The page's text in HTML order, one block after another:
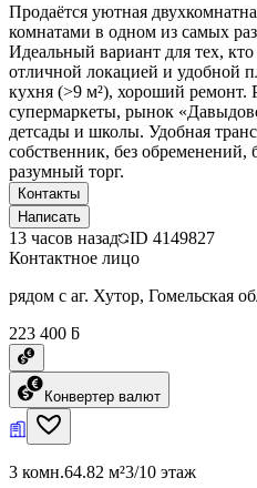
Продаётся уютная
комнатами в одном из самых
Идеальный вариант для тех,
отличной локацией и удобной
кухня (>9 м²), хороший ремонт.
супермаркеты, рынок
детсады и школы. Удобная
собственник, без обременений,
разумный торг.
Контакты
Написать
13 часов назад ID 4149827
Контактное лицо
рядом с аг. Хутор, Гомельская
223 400 ƃ
Конвертер валют
3 комн.64.82 м²3/10 этаж